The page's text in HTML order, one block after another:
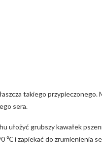
takiego przypieczonego.
sera.
ułożyć grubszy kawałek
℃ i zapiekać do zrumienienia